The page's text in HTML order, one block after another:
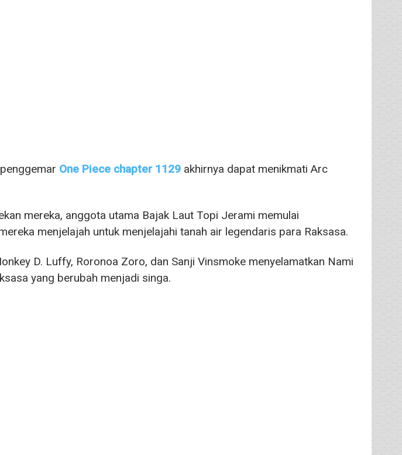
One Piece chapter 1129akhirnya dapat menikmati Arc
mereka, anggota utama Bajak Laut Topi Jerami memulai
menjelajah untuk menjelajahi tanah air legendaris para Raksasa.
D. Luffy, Roronoa Zoro, dan Sanji Vinsmoke menyelamatkan Nami
yang berubah menjadi singa.